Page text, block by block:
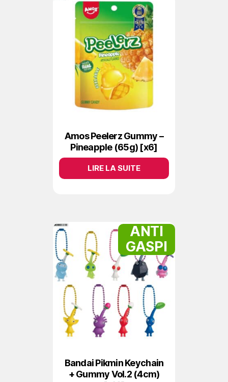
Amos Peelerz Gummy –
Pineapple (65g) [x6]
LIRE LA SUITE
ANTI
GASPI
Bandai Pikmin Keychain
+ Gummy Vol.2 (4cm)